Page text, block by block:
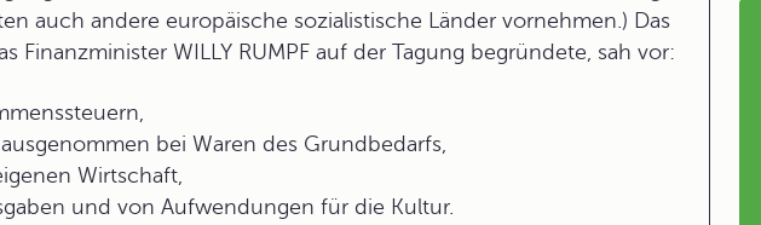
auch andere europäische sozialistische Länder vornehmen.) Das
Finanzminister WILLY RUMPF auf der Tagung begründete, sah vor:
bei Waren des Grundbedarfs,
Wirtschaft,
und von Aufwendungen für die Kultur.